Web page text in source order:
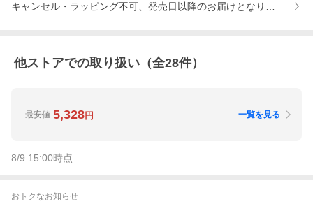
キャンセル・ラッピング不可、発売日以降のお届けとなります
他ストアでの取り扱い（全28件）
最安値 5,328円 一覧を見る
8/9 15:00時点
おトクなお知らせ